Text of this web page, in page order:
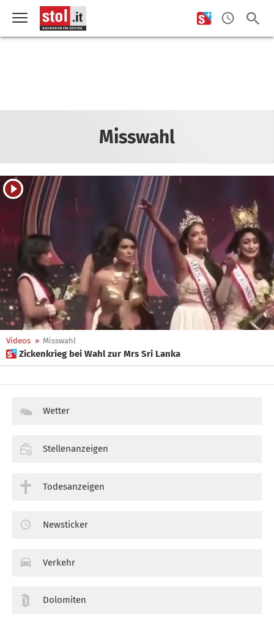
Misswahl
Videos » Misswahl
 Zickenkrieg bei Wahl zur Mrs Sri Lanka
Wetter
Stellenanzeigen
Todesanzeigen
Newsticker
Verkehr
Dolomiten